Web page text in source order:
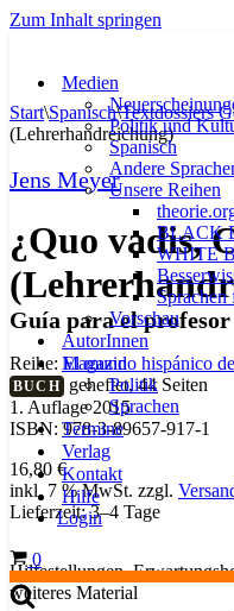
Zum Inhalt springen
Medien
Politik und
Spanisch
Andere
Unsere Reihen
BLACK
WHITE
Sprachen
Vorschau
AutorInnen
Magazin
Politik
Sprachen
Termine
Verlag
Kontakt
Hilfe
Login
Warenkorb
0
Start\Spanisch\Textdossiers
(Lehrerhandreichung)
Jens Meyer
¿Quo vadis,
Guía para el profesor
Reihe:El mundo hispánico
BUCH geheftet, 44 Seiten
1. Auflage 2015
ISBN: 978-3-89657-917-1
16,80 €
inkl. 7 % MwSt. zzgl.
Lieferzeit:3–4 Tage
Hilfestellungen,
weiteres Material